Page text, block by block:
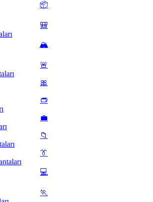
📦
🎒
🏔️
🚨
🎀
👝
💼
📁
👔
💻
🏃